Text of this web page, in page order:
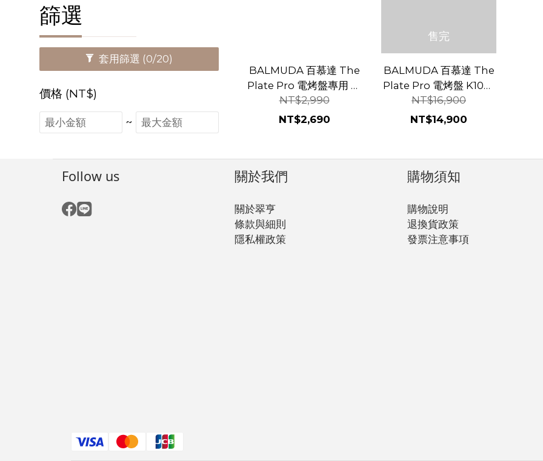
篩選
套用篩選 (0/20)
價格 (NT$)
~
BALMUDA 百慕達 The
Plate Pro 電烤盤專用 章
魚燒烤盤 K10-B300
NT$2,990
NT$2,690
售完
BALMUDA 百慕達 The
Plate Pro 電烤盤 K10C-
BK
NT$16,900
NT$14,900
Follow us 關於我們
關於翠亨
條款與細則
隱私權政策
購物須知
購物說明
退換貨政策
發票注意事項